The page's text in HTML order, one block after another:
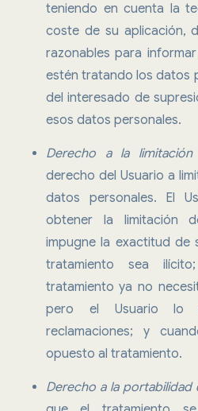
teniendo en cuenta la
coste de su aplicación,
razonables para
estén tratando los datos
del interesado de
esos datos personales.
Derecho a la
derecho del Usuario a
datos personales. El
obtener la limitación
impugne la exactitud de
tratamiento sea
tratamiento ya no
pero el Usuario lo
reclamaciones; y
opuesto al tratamiento.
Derecho a la portabilidad